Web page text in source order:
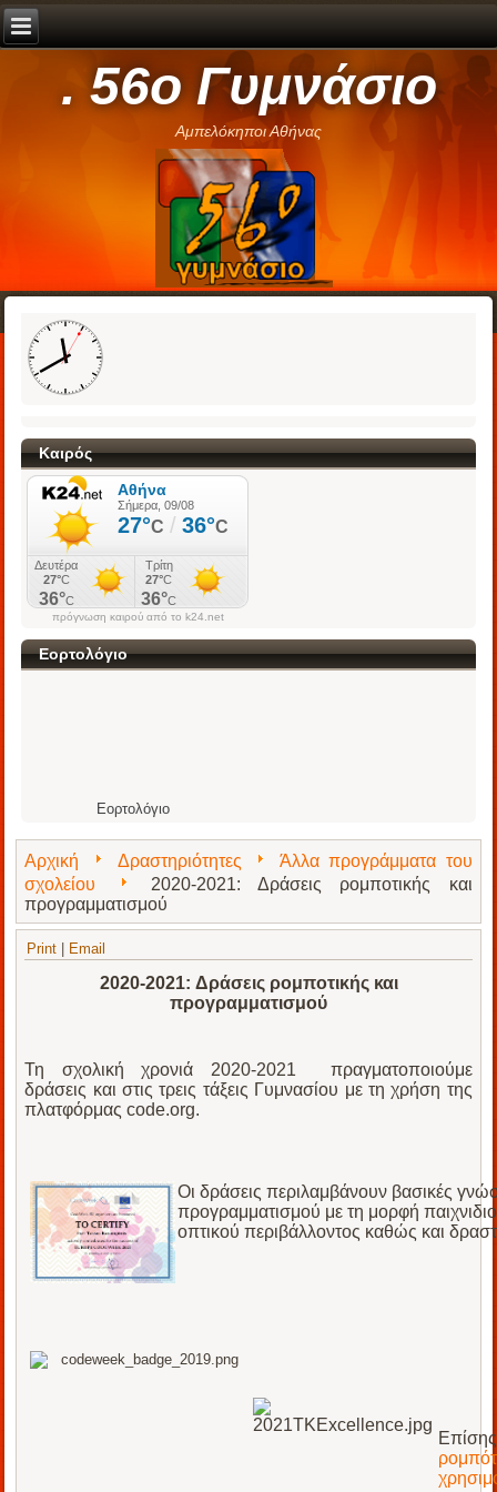
. 56ο Γυμνάσιο
Αμπελόκηποι Αθήνας
Καιρός
πρόγνωση καιρού από το k24.net
Εορτολόγιο
Εορτολόγιο
Αρχική Δραστηριότητες
Άλλα προγράμματα του
σχολείου
2020-2021: Δράσεις ρομποτικής και
προγραμματισμού
Print Email
2020-2021: Δράσεις ρομποτικής και
προγραμματισμού
Τη σχολική χρονιά 2020-2021 πραγματοποιούμε
δράσεις και στις τρεις τάξεις Γυμνασίου με τη χρήση της
πλατφόρμας code.org.
Οι δράσεις περιλαμβάνουν βασικές
προγραμματισμού με τη μορφή
οπτικού περιβάλλοντος καθώς και